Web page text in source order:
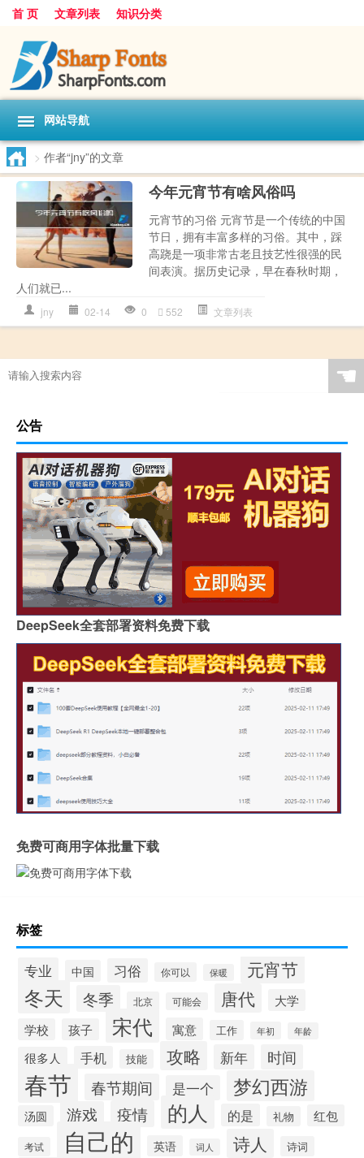
首 页 文章列表 知识分类
网站导航
> 作者“jny”的文章
今年元宵节有啥风俗吗
元宵节的习俗 元宵节是一个传统的中国
节日，拥有丰富多样的习俗。其中，踩
高跷是一项非常古老且技艺性很强的民
间表演。据历史记录，早在春秋时期，
人们就已...
jny 02-14 0 552 文章列表
☚
公告
DeepSeek全套部署资料免费下载
免费可商用字体批量下载
标签
专业 中国 习俗 你可以 保暖 元宵节
冬天 冬季 北京 可能会 唐代
大学
学校
孩子 宋代 寓意 工作 年初 年龄
很多人 手机 技能 攻略 新年 时间
春节 春节期间 是一个 梦幻西游
汤圆 游戏 疫情 的人 的是 礼物 红包
考试 自己的 英语 词人 诗人 诗词